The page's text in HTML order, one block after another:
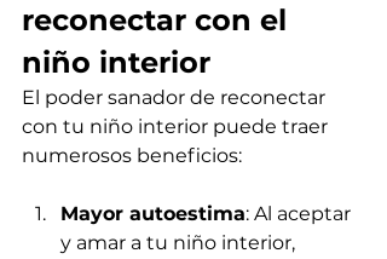
reconectar con el
niño interior
El poder sanador de reconectar
con tu niño interior puede traer
numerosos beneficios:
Mayor autoestima: Al aceptar
y amar a tu niño interior,